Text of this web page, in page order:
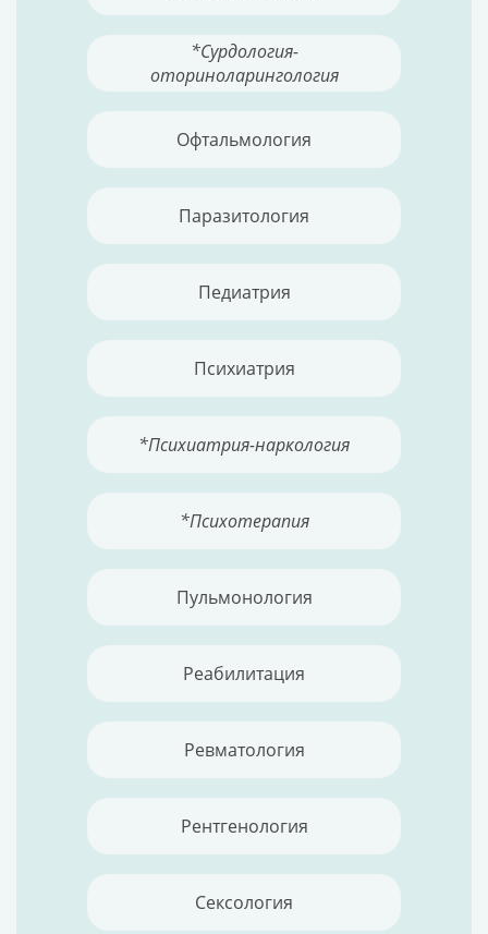
*Сурдология-
оториноларингология
Офтальмология
Паразитология
Педиатрия
Психиатрия
*Психиатрия-наркология
*Психотерапия
Пульмонология
Реабилитация
Ревматология
Рентгенология
Сексология